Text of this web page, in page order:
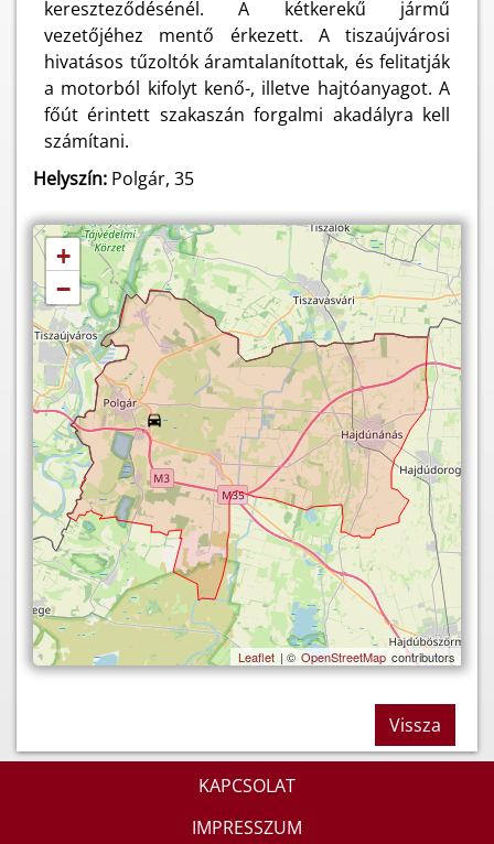
kereszteződésénél. A kétkerekű jármű
vezetőjéhez mentő érkezett. A tiszaújvárosi
hivatásos tűzoltók áramtalanítottak, és felitatják
a motorból kifolyt kenő-, illetve hajtóanyagot. A
főút érintett szakaszán forgalmi akadályra kell
számítani.
Helyszín: Polgár, 35
+
−
Leaflet | © OpenStreetMap contributors
Vissza
KAPCSOLAT
IMPRESSZUM